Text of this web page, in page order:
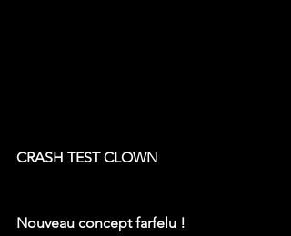
CRASH TEST CLOWN
Nouveau concept farfelu !